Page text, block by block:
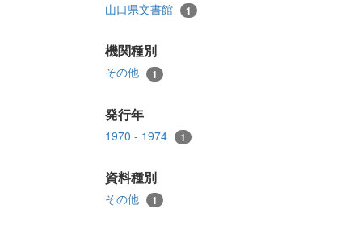
山口県文書館 1
機関種別
その他 1
発行年
1970 - 1974 1
資料種別
その他 1